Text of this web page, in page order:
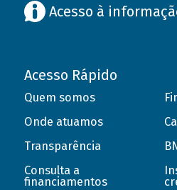
Acesso à
Acesso Rápido
Quem somos
Onde atuamos
Transparência
Consulta a
financiamentos